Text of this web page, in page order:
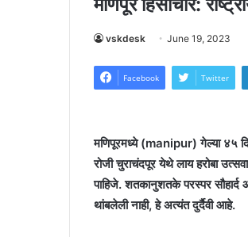
मणिपूर हिंसाचार:
vskdesk June 19, 2023
Facebook Twitter
मणिपूरमध्ये (manipur) गेल्या ४५
रोजी चुराचंदपूर येथे लाय हरोबा
पाहिजे. शतकानुशतके परस्पर सौहार्द
थांबलेली नाही, हे अत्यंत दुर्दैवी आहे.